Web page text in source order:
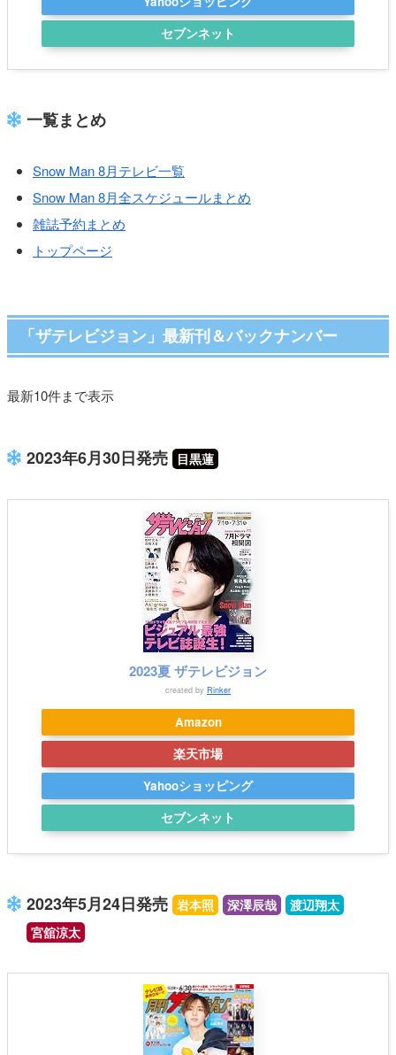
セブンネット
一覧まとめ
Snow Man 8月テレビ一覧
Snow Man 8月全スケジュールまとめ
雑誌予約まとめ
トップページ
「ザテレビジョン」最新刊＆バックナンバー
最新10件まで表示
2023年6月30日発売 目黒蓮
2023夏 ザテレビジョン
created by Rinker
Amazon
楽天市場
Yahooショッピング
セブンネット
2023年5月24日発売 岩本照 深澤辰哉
渡辺翔太
宮舘涼太